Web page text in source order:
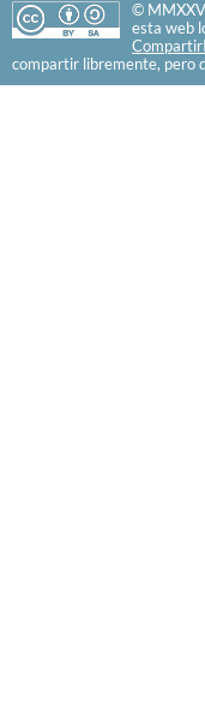
©
esta web
compartir libremente, pero